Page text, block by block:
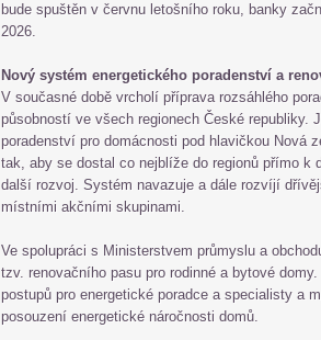
bude spuštěn v červnu letošního roku, banky
2026.
Nový systém energetického poradenství a
V současné době vrcholí příprava rozsáhlého
působností ve všech regionech České republiky.
poradenství pro domácnosti pod hlavičkou Nová
tak, aby se dostal co nejblíže do regionů přímo k
další rozvoj. Systém navazuje a dále rozvíjí
místními akčními skupinami.
Ve spolupráci s Ministerstvem průmyslu a
tzv. renovačního pasu pro rodinné a bytové
postupů pro energetické poradce a specialisty a
posouzení energetické náročnosti domů.